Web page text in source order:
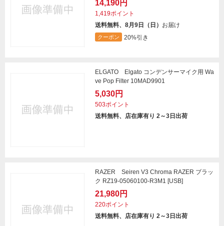
14,190円
1,419ポイント
送料無料、8月9日（日） お届け
クーポン 20%引き
ELGATO Elgato コンデンサーマイク用 Wa
ve Pop Filter 10MAD9901
5,030円
503ポイント
送料無料、店在庫有り 2～3日出荷
RAZER Seiren V3 Chroma RAZER ブラッ
ク RZ19-05060100-R3M1 [USB]
21,980円
220ポイント
送料無料、店在庫有り 2～3日出荷